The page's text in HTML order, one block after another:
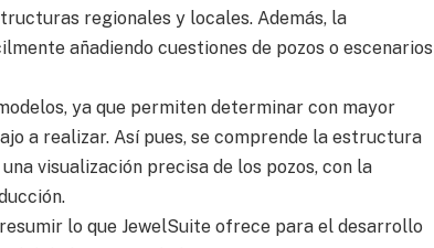
regionales y locales. Además, la
añadiendo cuestiones de pozos o escenarios
ya que permiten determinar con mayor
a realizar. Así pues, se comprende la estructura
visualización precisa de los pozos, con la
lo que JewelSuite ofrece para el desarrollo